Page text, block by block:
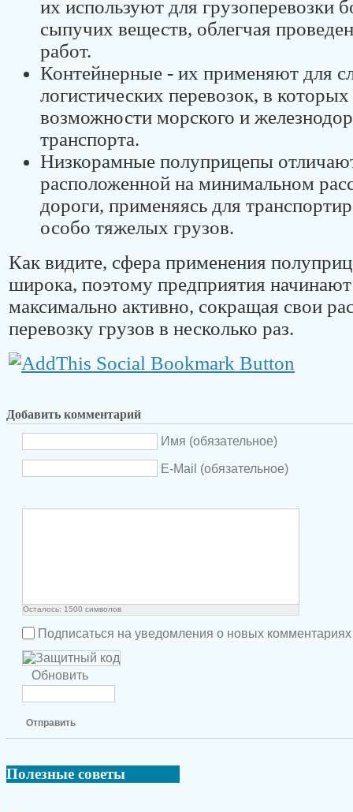
их используют для грузоперевозки
сыпучих веществ, облегчая
работ.
Контейнерные - их применяют для
логистических перевозок, в
возможности морского и
транспорта.
Низкорамные полуприцепы
расположенной на минимальном
дороги, применяясь для
особо тяжелых грузов.
Как видите, сфера применения
широка, поэтому предприятия начинают
максимально активно, сокращая свои
перевозку грузов в несколько раз.
Добавить комментарий
Имя (обязательное)
E-Mail (обязательное)
Осталось: 1500 символов
Подписаться на уведомления о новых комментариях
Обновить
Отправить
Полезные советы